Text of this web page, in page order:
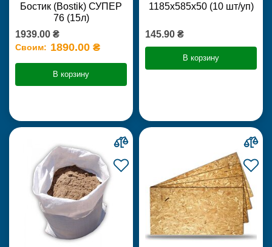
Бостик (Bostik) СУПЕР
76 (15л)
1939.00 ₴
Своим: 1890.00 ₴
В корзину
1185х585х50 (10 шт/уп)
145.90 ₴
В корзину